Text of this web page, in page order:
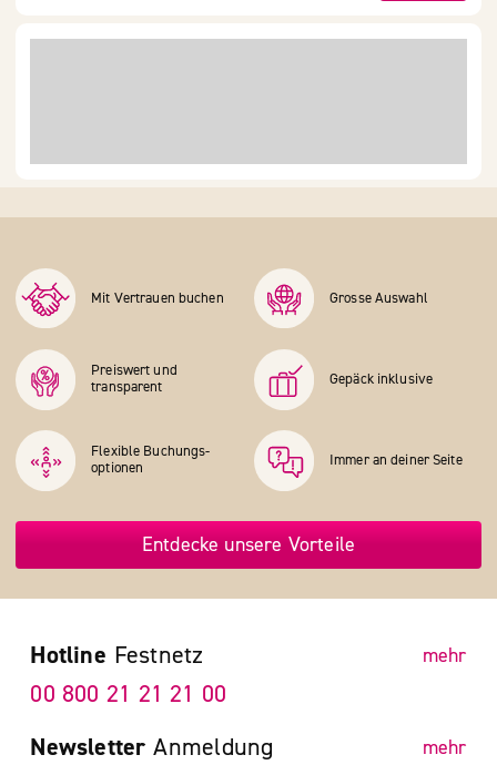
Mit Vertrauen buchen Grosse Auswahl
Preiswert und
transparent
Gepäck inklusive
Flexible Buchungs­
optionen
Immer an deiner Seite
Entdecke unsere Vorteile
Hotline Festnetz mehr
00 800 21 21 21 00
Newsletter Anmeldung mehr